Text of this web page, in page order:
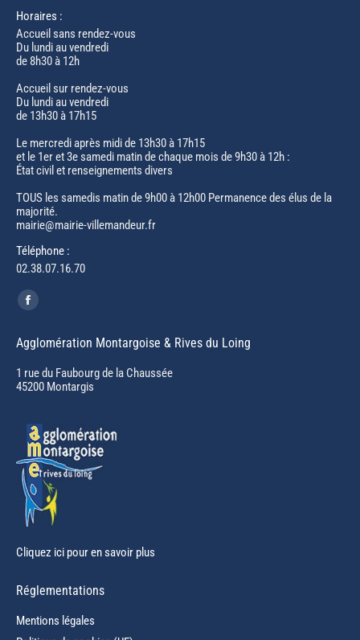
Horaires :
Accueil sans rendez-vous
Du lundi au vendredi
de 8h30 à 12h
Accueil sur rendez-vous
Du lundi au vendredi
de 13h30 à 17h15
Le mercredi après midi de 13h30 à 17h15
et le 1er et 3e samedi matin de chaque mois de 9h30 à 12h :
État civil et renseignements divers
TOUS les samedis matin de 9h00 à 12h00 Permanence des élus de la
majorité.
mairie@mairie-villemandeur.fr
Téléphone :
02.38.07.16.70
Trouvez nous sur :
Facebook
opens
in
new
Agglomération Montargoise & Rives du Loing
1 rue du Faubourg de la Chaussée
45200 Montargis
Cliquez ici pour en savoir plus
Réglementations
Mentions légales